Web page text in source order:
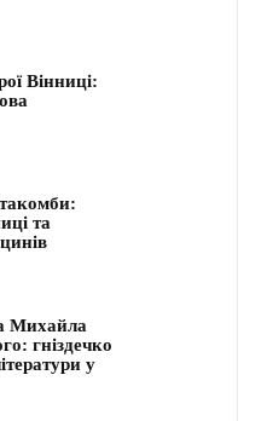
Вінниці:
та
Михайла
гніздечко
у